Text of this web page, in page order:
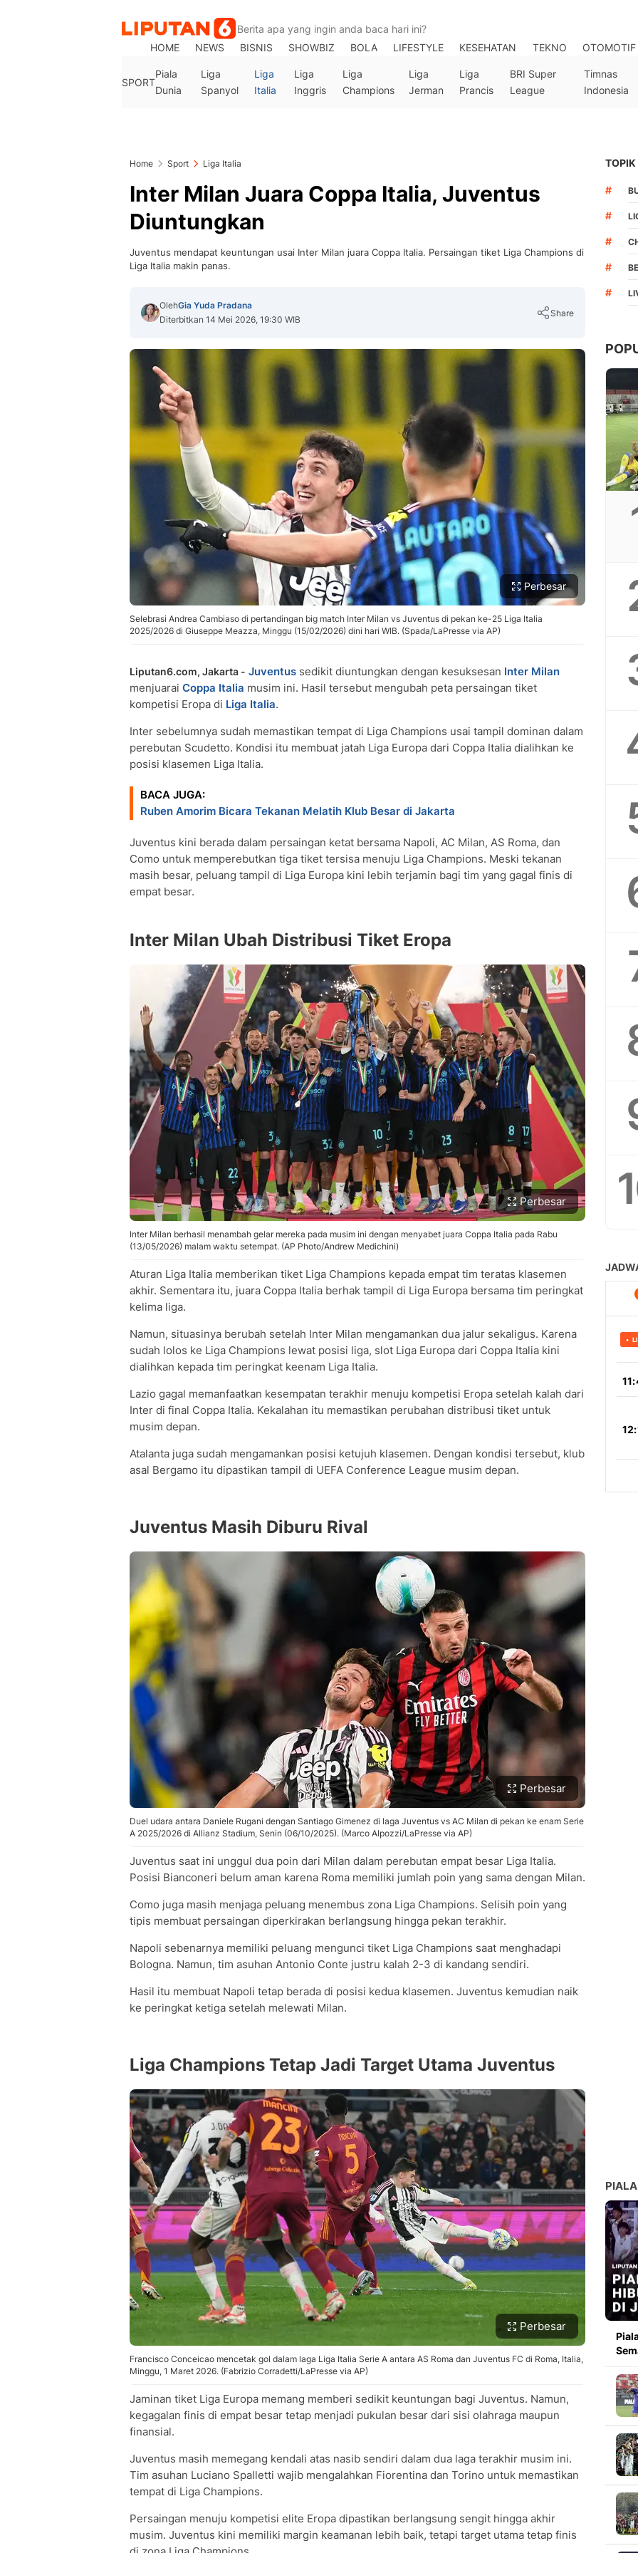
HOME
NEWS BISNIS SHOWBIZ BOLA LIFESTYLE KESEHATAN TEKNO OTOMOTIF
SPORT
Piala
Dunia
Liga
Spanyol
Liga
Italia
Liga
Inggris
Liga
Champions
Liga
Jerman
Liga
Prancis
BRI Super
League
Timnas
Indonesia
Home Sport Liga Italia
Inter Milan Juara Coppa Italia, Juventus
Diuntungkan
Juventus mendapat keuntungan usai Inter Milan juara Coppa Italia. Persaingan tiket Liga Champions di
Liga Italia makin panas.
OlehGia Yuda Pradana
Diterbitkan 14 Mei 2026, 19:30 WIB
Share
Perbesar
Selebrasi Andrea Cambiaso di pertandingan big match Inter Milan vs Juventus di pekan ke-25 Liga Italia
2025/2026 di Giuseppe Meazza, Minggu (15/02/2026) dini hari WIB. (Spada/LaPresse via AP)
Liputan6.com, Jakarta - Juventus sedikit diuntungkan dengan kesuksesan Inter Milan
menjuarai Coppa Italia musim ini. Hasil tersebut mengubah peta persaingan tiket
kompetisi Eropa di Liga Italia.
Inter sebelumnya sudah memastikan tempat di Liga Champions usai tampil dominan dalam
perebutan Scudetto. Kondisi itu membuat jatah Liga Europa dari Coppa Italia dialihkan ke
posisi klasemen Liga Italia.
BACA JUGA:
Ruben Amorim Bicara Tekanan Melatih Klub Besar di Jakarta
Juventus kini berada dalam persaingan ketat bersama Napoli, AC Milan, AS Roma, dan
Como untuk memperebutkan tiga tiket tersisa menuju Liga Champions. Meski tekanan
masih besar, peluang tampil di Liga Europa kini lebih terjamin bagi tim yang gagal finis di
empat besar.
Inter Milan Ubah Distribusi Tiket Eropa
Perbesar
Inter Milan berhasil menambah gelar mereka pada musim ini dengan menyabet juara Coppa Italia pada Rabu
(13/05/2026) malam waktu setempat. (AP Photo/Andrew Medichini)
Aturan Liga Italia memberikan tiket Liga Champions kepada empat tim teratas klasemen
akhir. Sementara itu, juara Coppa Italia berhak tampil di Liga Europa bersama tim peringkat
kelima liga.
Namun, situasinya berubah setelah Inter Milan mengamankan dua jalur sekaligus. Karena
sudah lolos ke Liga Champions lewat posisi liga, slot Liga Europa dari Coppa Italia kini
dialihkan kepada tim peringkat keenam Liga Italia.
Lazio gagal memanfaatkan kesempatan terakhir menuju kompetisi Eropa setelah kalah dari
Inter di final Coppa Italia. Kekalahan itu memastikan perubahan distribusi tiket untuk
musim depan.
Atalanta juga sudah mengamankan posisi ketujuh klasemen. Dengan kondisi tersebut, klub
asal Bergamo itu dipastikan tampil di UEFA Conference League musim depan.
Juventus Masih Diburu Rival
Perbesar
Duel udara antara Daniele Rugani dengan Santiago Gimenez di laga Juventus vs AC Milan di pekan ke enam Serie
A 2025/2026 di Allianz Stadium, Senin (06/10/2025). (Marco Alpozzi/LaPresse via AP)
Juventus saat ini unggul dua poin dari Milan dalam perebutan empat besar Liga Italia.
Posisi Bianconeri belum aman karena Roma memiliki jumlah poin yang sama dengan Milan.
Como juga masih menjaga peluang menembus zona Liga Champions. Selisih poin yang
tipis membuat persaingan diperkirakan berlangsung hingga pekan terakhir.
Napoli sebenarnya memiliki peluang mengunci tiket Liga Champions saat menghadapi
Bologna. Namun, tim asuhan Antonio Conte justru kalah 2-3 di kandang sendiri.
Hasil itu membuat Napoli tetap berada di posisi kedua klasemen. Juventus kemudian naik
ke peringkat ketiga setelah melewati Milan.
Liga Champions Tetap Jadi Target Utama Juventus
Perbesar
Francisco Conceicao mencetak gol dalam laga Liga Italia Serie A antara AS Roma dan Juventus FC di Roma, Italia,
Minggu, 1 Maret 2026. (Fabrizio Corradetti/LaPresse via AP)
Jaminan tiket Liga Europa memang memberi sedikit keuntungan bagi Juventus. Namun,
kegagalan finis di empat besar tetap menjadi pukulan besar dari sisi olahraga maupun
finansial.
Juventus masih memegang kendali atas nasib sendiri dalam dua laga terakhir musim ini.
Tim asuhan Luciano Spalletti wajib mengalahkan Fiorentina dan Torino untuk memastikan
tempat di Liga Champions.
Persaingan menuju kompetisi elite Eropa dipastikan berlangsung sengit hingga akhir
musim. Juventus kini memiliki margin keamanan lebih baik, tetapi target utama tetap finis
TOPIK
#
#
#
#
#